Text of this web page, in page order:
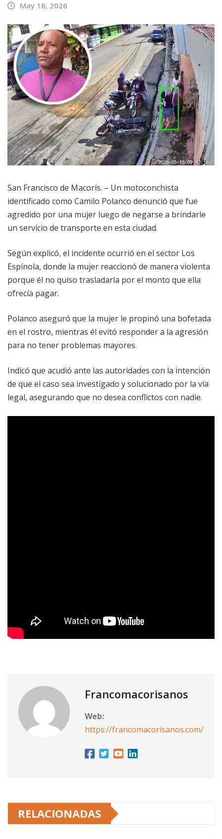
May 16, 2026
San Francisco de Macorís. – Un motoconchista
identificado como Camilo Polanco denunció que fue
agredido por una mujer luego de negarse a brindarle
un servicio de transporte en esta ciudad.
Según explicó, el incidente ocurrió en el sector Los
Espínola, donde la mujer reaccionó de manera violenta
porque él no quiso trasladarla por el monto que ella
ofrecía pagar.
Polanco aseguró que la mujer le propinó una bofetada
en el rostro, mientras él evitó responder a la agresión
para no tener problemas mayores.
Indicó que acudió ante las autoridades con la intención
de que el caso sea investigado y solucionado por la vía
legal, asegurando que no desea conflictos con nadie.
Francomacorisanos
Web:
https://francomacorisanos.com/
RELACIONADAS